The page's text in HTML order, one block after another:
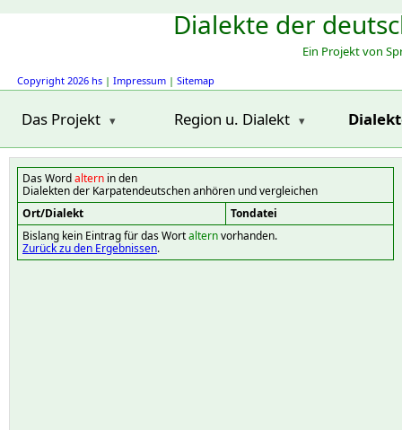
Dialekte der
Ein Projekt von
Copyright 2026 hs | Impressum | Sitemap
Das Projekt Region u. Dialekt
Das Wordaltern in den
Dialekten der Karpatendeutschen anhören und vergleichen
Ort/Dialekt
Tondatei
Bislang kein Eintrag für das Wortalternvorhanden.
Zurück zu den Ergebnissen.